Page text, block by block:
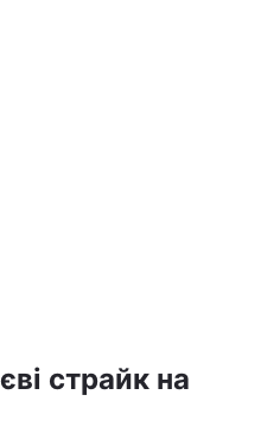
страйк на